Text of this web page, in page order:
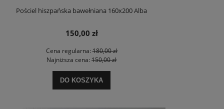
Pościel hiszpańska bawełniana 160x200 Alba
150,00 zł
Cena regularna:180,00 zł
Najniższa cena: 150,00 zł
DO KOSZYKA